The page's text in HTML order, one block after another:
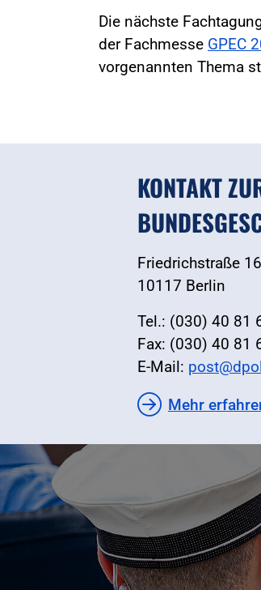
Die nächste
der Fachmesse GPEC
vorgenannten Thema
KONTAKT
Friedrichstraße
10117 Berlin
Tel.: (030) 40 81
Fax: (030) 40 81
E-Mail:
Mehr